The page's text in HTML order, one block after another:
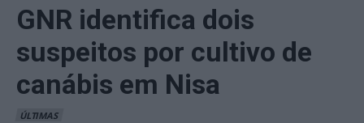
GNR identifica dois
suspeitos por cultivo de
canábis em Nisa
ÚLTIMAS